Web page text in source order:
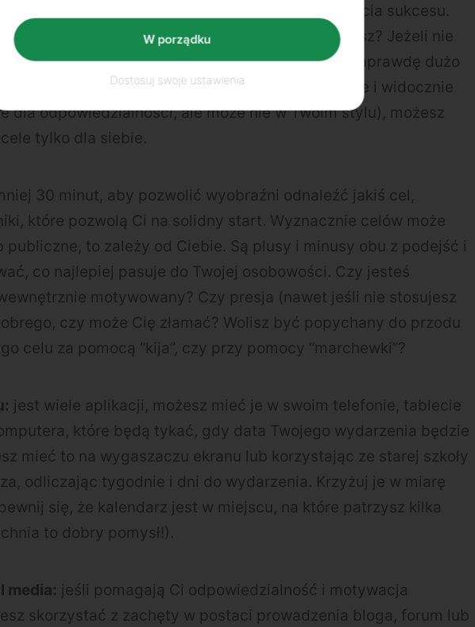
celów jest kluczowym elementem osiągnięcia sukcesu.
się tam gdzie chcesz, jeśli nie wiesz gdzie idziesz? Jeżeli nie
celów, zachęcamy, aby to zrobić. To tak naprawdę dużo
gdy wiele osób, przedstawia swoje cele publicznie i widocznie
dla odpowiedzialności, ale może nie w Twoim stylu), możesz
tylko dla siebie.
30 minut, aby pozwolić wyobraźni odnaleźć jakiś cel,
które pozwolą Ci na solidny start. Wyznacznie celów może
publiczne, to zależy od Ciebie. Są plusy i minusy obu z podejść i
co najlepiej pasuje do Twojej osobowości. Czy jesteś
motywowany? Czy presja (nawet jeśli nie stosujesz
czy może Cię złamać? Wolisz być popychany do przodu
celu za pomocą “kija”, czy przy pomocy “marchewki”?
jest wiele aplikacji, możesz mieć je w swoim telefonie, tablecie
które będą tykać, gdy data Twojego wydarzenia będzie
mieć to na wygaszaczu ekranu lub korzystając ze starej szkoły
odliczając tygodnie i dni do wydarzenia. Krzyżuj je w miarę
się, że kalendarz jest w miejscu, na które patrzysz kilka
to dobry pomysł!).
media: jeśli pomagają Ci odpowiedzialność i motywacja
skorzystać z zachęty w postaci prowadzenia bloga, forum lub
Dostosuj swoje ustawienia
W porządku